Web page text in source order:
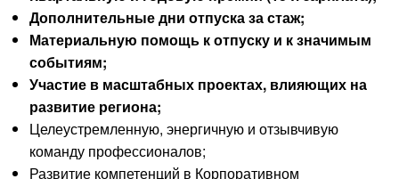
Дополнительные дни отпуска за стаж;
Материальную помощь к отпуску и к значимым
событиям;
Участие в масштабных проектах, влияющих на
развитие региона;
Целеустремленную, энергичную и отзывчивую
команду профессионалов;
Развитие компетенций в Корпоративном